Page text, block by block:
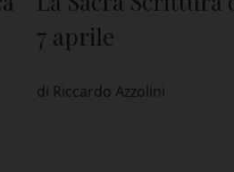
7 aprile
di Riccardo Azzolini